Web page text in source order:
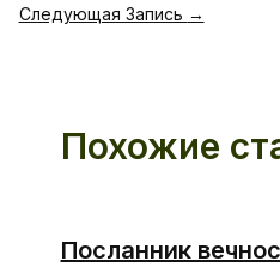
Следующая Запись →
Похожие
Посланник